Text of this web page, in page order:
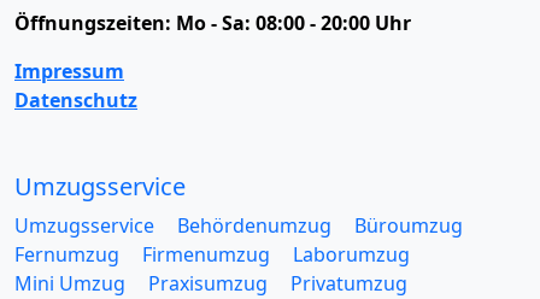
Öffnungszeiten: Mo - Sa: 08:00 - 20:00 Uhr
Impressum
Datenschutz
Umzugsservice
Umzugsservice Behördenumzug
Büroumzug
Fernumzug
Firmenumzug
Laborumzug
Mini Umzug
Praxisumzug
Privatumzug